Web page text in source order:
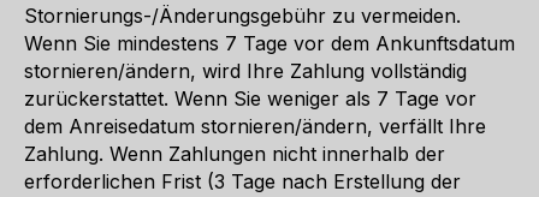
Stornierungs-/Änderungsgebühr zu vermeiden.
Wenn Sie mindestens 7 Tage vor dem Ankunftsdatum
stornieren/ändern, wird Ihre Zahlung vollständig
zurückerstattet. Wenn Sie weniger als 7 Tage vor
dem Anreisedatum stornieren/ändern, verfällt Ihre
Zahlung. Wenn Zahlungen nicht innerhalb der
erforderlichen Frist (3 Tage nach Erstellung der